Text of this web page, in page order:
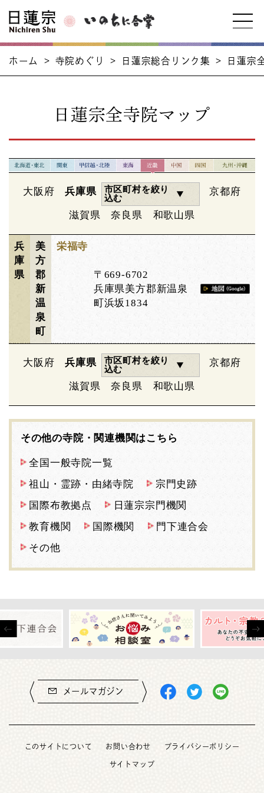
ホーム > 寺院めぐり > 日蓮宗総合リンク集 > 日蓮宗
日蓮宗全寺院マップ
大阪府 兵庫県
市区町村を絞り
込む
京都府
滋賀県 奈良県 和歌山県
兵
庫
県
美
方
郡
新
温
泉
町
栄福寺
〒669-6702
兵庫県美方郡新温泉
町浜坂1834
大阪府 兵庫県
市区町村を絞り
込む
京都府
滋賀県 奈良県 和歌山県
その他の寺院・関連機関はこちら
全国一般寺院一覧
祖山・霊跡・由緒寺院
宗門史跡
国際布教拠点
日蓮宗宗門機関
教育機関
国際機関
門下連合会
その他
メールマガジン
このサイトについて お問い合わせ プライバシーポリシー
サイトマップ